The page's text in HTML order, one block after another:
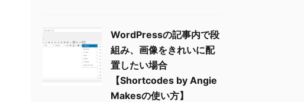
WordPressの記事内で段
組み、画像をきれいに配
置したい場合
【Shortcodes by Angie
Makesの使い方】